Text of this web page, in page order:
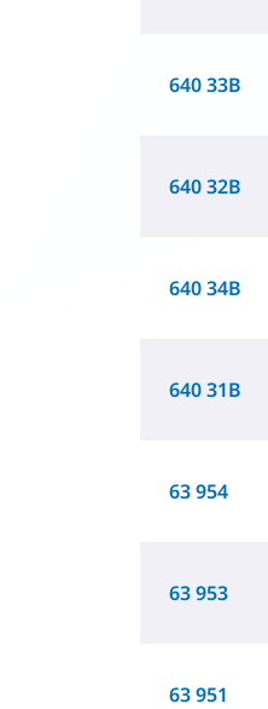
640 33B
640 32B
640 34B
640 31B
63 954
63 953
63 951